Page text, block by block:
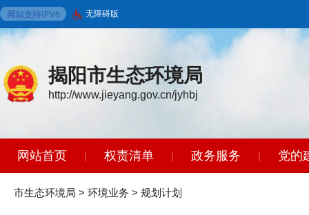
无障碍版
揭阳市生态环境局
http://www.jieyang.gov.cn/jyhbj
网站首页 | 权责清单 | 政务服务 | 党的
环境保护标准 | 政策法规
市生态环境局 > 环境业务 > 规划计划